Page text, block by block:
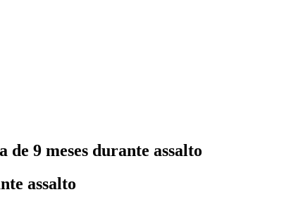
de 9 meses durante assalto
assalto